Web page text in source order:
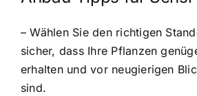
– Wählen Sie den richtigen
sicher, dass Ihre Pflanzen
erhalten und vor neugierigen
sind.